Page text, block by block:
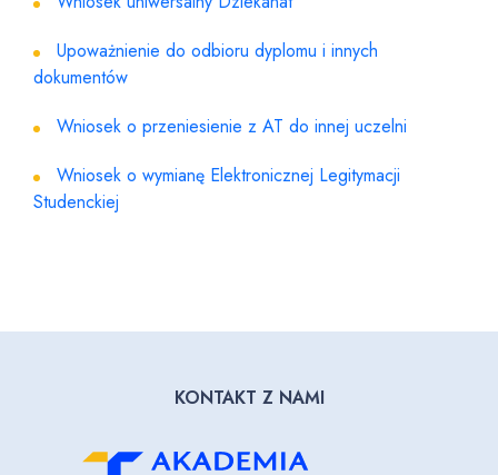
Upoważnienie do odbioru dyplomu i innych
dokumentów
Wniosek o przeniesienie z AT do innej uczelni
Wniosek o wymianę Elektronicznej Legitymacji
Studenckiej
KONTAKT Z NAMI